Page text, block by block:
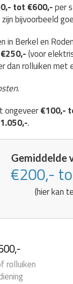
tot €600,-per
bijvoorbeeld
in Berkel en
€250,-(voor
dan rolluiken met
.
ongeveer€100,-
.
Gemiddelde
€200,-
(hier kan
rolluiken